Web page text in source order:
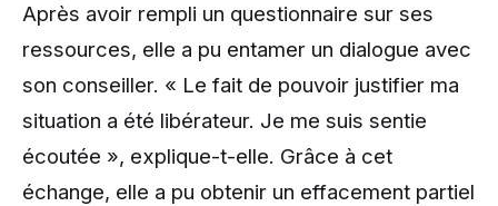
Après avoir rempli un questionnaire sur ses
ressources, elle a pu entamer un dialogue avec
son conseiller. « Le fait de pouvoir justifier ma
situation a été libérateur. Je me suis sentie
écoutée », explique-t-elle. Grâce à cet
échange, elle a pu obtenir un effacement partiel